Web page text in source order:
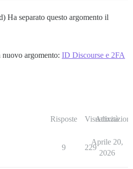
Ha separato questo argomento il
argomento: ID Discourse e 2FA
Risposte Visualizzazioni
Attività
9 229
Aprile 20,
2026